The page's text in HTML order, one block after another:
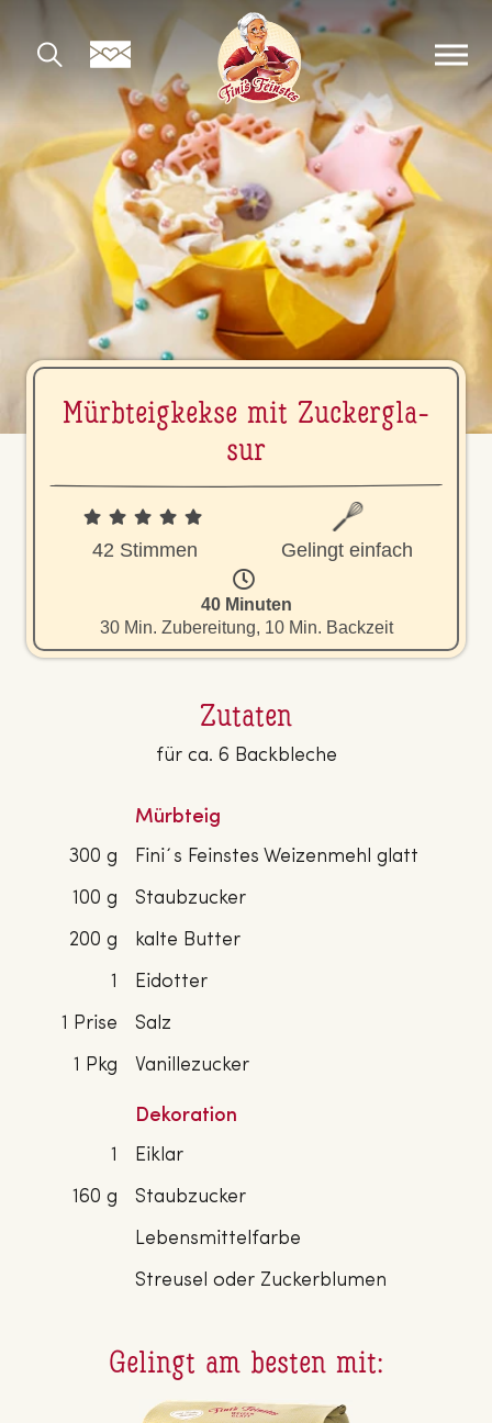
Mürb­teig­kek­se mit Zu­cker­gla­
sur
42 Stimmen Gelingt einfach
40 Minuten
30 Min. Zubereitung, 10 Min. Backzeit
Zutaten
für ca. 6 Backbleche
Mürbteig
300 g
Fini´s Feinstes Weizenmehl glatt
100 g
Staubzucker
200 g
kalte Butter
1
Eidotter
1 Prise
Salz
1 Pkg
Vanillezucker
Dekoration
1
Eiklar
160 g
Staubzucker
Lebensmittelfarbe
Streusel oder Zuckerblumen
Gelingt am besten mit: